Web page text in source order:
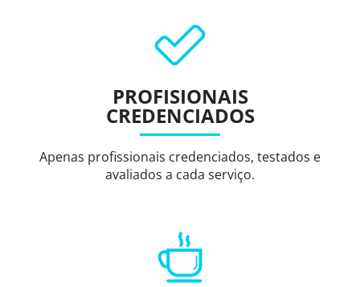
PROFISIONAIS
CREDENCIADOS
Apenas profissionais credenciados, testados e
avaliados a cada serviço.